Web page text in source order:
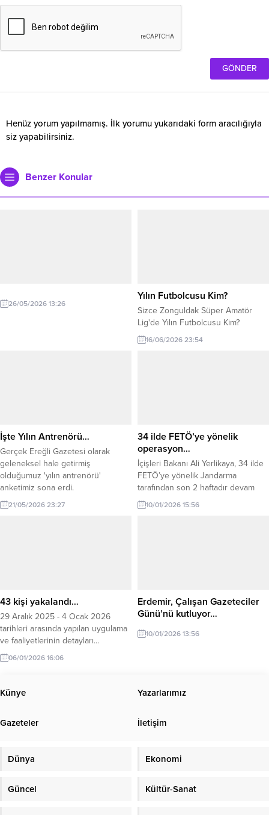
Henüz yorum yapılmamış. İlk yorumu yukarıdaki form aracılığıyla
siz yapabilirsiniz.
Benzer Konular
26/05/2026 13:26
Yılın Futbolcusu Kim?
Sizce Zonguldak Süper Amatör
Lig'de Yılın Futbolcusu Kim?
16/06/2026 23:54
İşte Yılın Antrenörü…
Gerçek Ereğli Gazetesi olarak
geleneksel hale getirmiş
olduğumuz 'yılın antrenörü'
anketimiz sona erdi.
21/05/2026 23:27
34 ilde FETÖ’ye yönelik
operasyon…
İçişleri Bakanı Ali Yerlikaya, 34 ilde
FETÖ’ye yönelik Jandarma
tarafından son 2 haftadır devam
eden operasyonlarımızda 77
şüphelinin yakalandığını açıkladı.
hakkında adli kontrol hükümleri
uygulandı. Diğerlerinin...
10/01/2026 15:56
43 kişi yakalandı…
29 Aralık 2025 - 4 Ocak 2026
tarihleri arasında yapılan uygulama
ve faaliyetlerinin detayları...
06/01/2026 16:06
Erdemir, Çalışan Gazeteciler
Günü’nü kutluyor…
10/01/2026 13:56
Künye Yazarlarımız
Gazeteler İletişim
Dünya Ekonomi
Güncel Kültür-Sanat